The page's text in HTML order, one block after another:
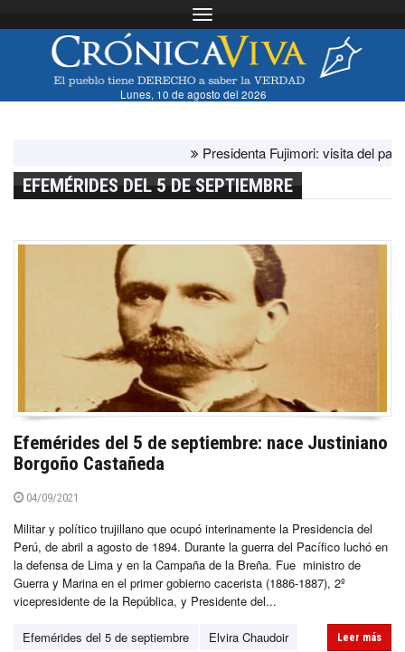
Toggle navigation
Lunes, 10 de agosto del 2026
Presidenta Fujimori: visita del papa
EFEMÉRIDES DEL 5 DE SEPTIEMBRE
Efemérides del 5 de septiembre: nace Justiniano
Borgoño Castañeda
04/09/2021
Militar y político trujillano que ocupó interinamente la Presidencia del
Perú, de abril a agosto de 1894. Durante la guerra del Pacífico luchó en
la defensa de Lima y en la Campaña de la Breña. Fue ministro de
Guerra y Marina en el primer gobierno cacerista (1886-1887), 2º
vicepresidente de la República, y Presidente del...
Efemérides del 5 de septiembre
Elvira Chaudoir
Leer más